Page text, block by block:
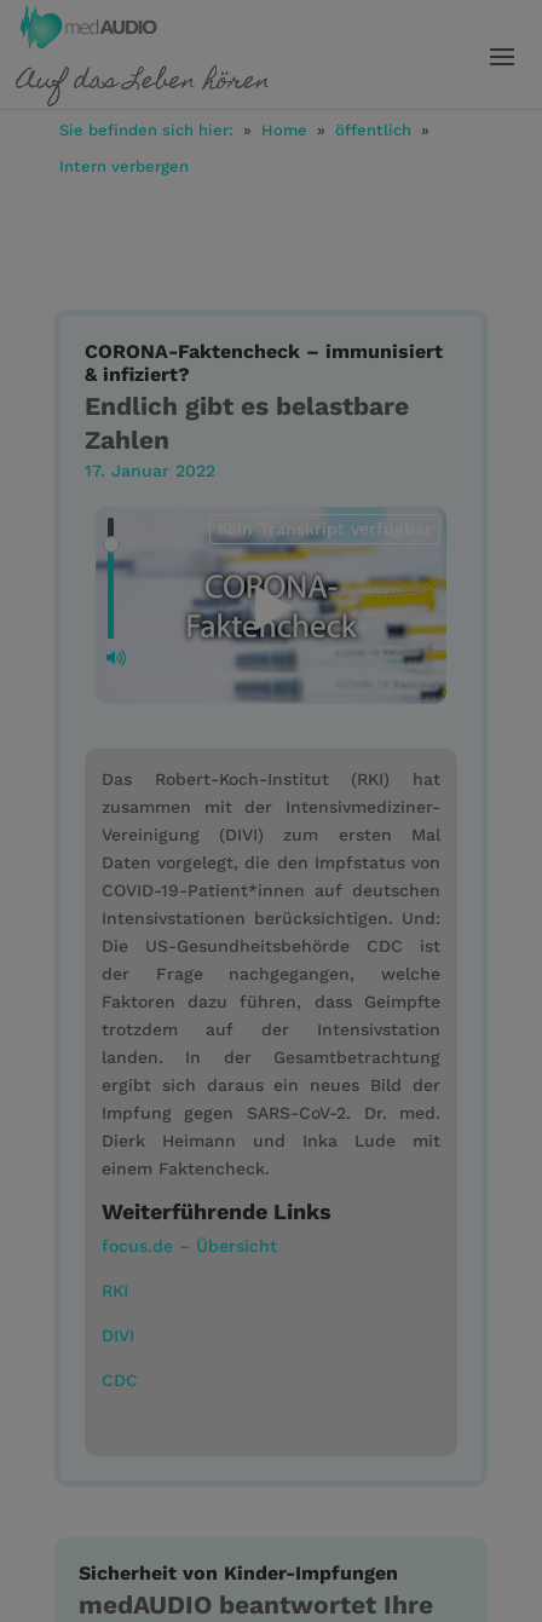
Sie befinden sich hier: » Home » öffentlich
»
Intern verbergen
CORONA-Faktencheck – immunisiert
& infiziert?
Endlich gibt es belastbare
Zahlen
17. Januar 2022
Kein Transkript verfügbar
Das Robert-Koch-Institut (RKI) hat
zusammen mit der Intensivmediziner-
Vereinigung (DIVI) zum ersten Mal
Daten vorgelegt, die den Impfstatus von
COVID-19-Patient*innen auf deutschen
Intensivstationen berücksichtigen. Und:
Die US-Gesundheitsbehörde CDC ist
der Frage nachgegangen, welche
Faktoren dazu führen, dass Geimpfte
trotzdem auf der Intensivstation
landen. In der Gesamtbetrachtung
ergibt sich daraus ein neues Bild der
Impfung gegen SARS-CoV-2. Dr. med.
Dierk Heimann und Inka Lude mit
einem Faktencheck.
Weiterführende Links
focus.de – Übersicht
RKI
DIVI
CDC
Sicherheit von Kinder-Impfungen
medAUDIO beantwortet Ihre